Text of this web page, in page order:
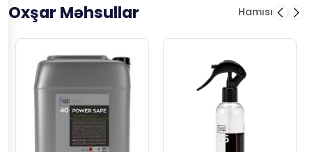
Oxşar Məhsullar Hamısı